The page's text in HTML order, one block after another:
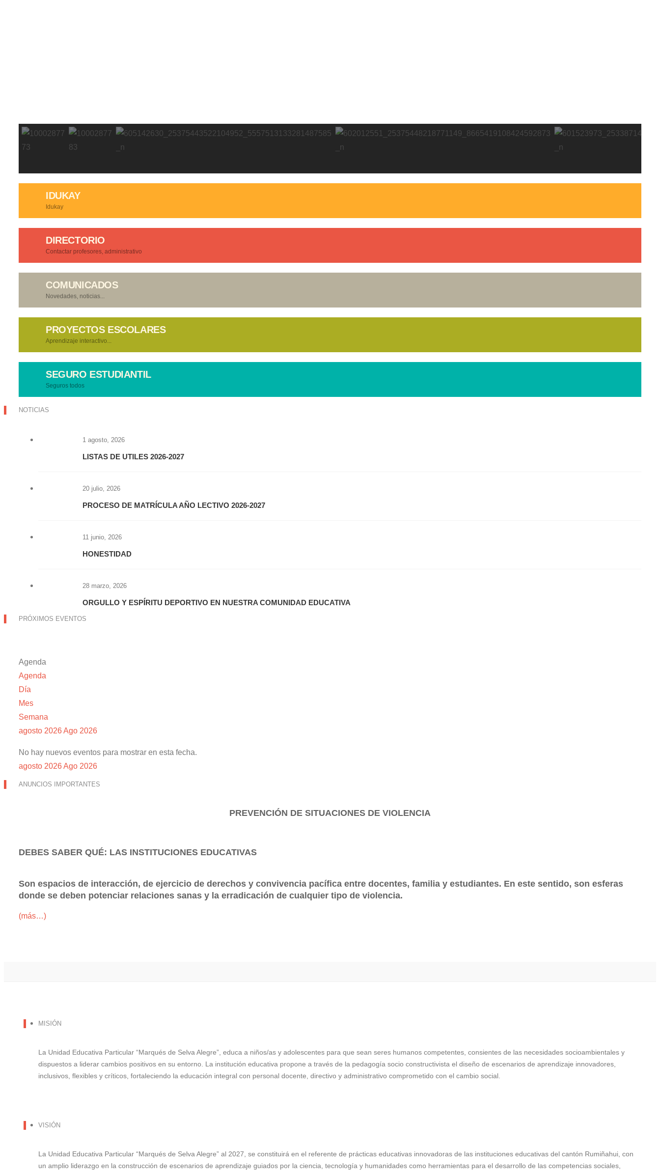
IDUKAY
Idukay
DIRECTORIO
Contactar profesores, administrativo
COMUNICADOS
Novedades, noticias...
PROYECTOS ESCOLARES
Aprendizaje interactivo...
SEGURO ESTUDIANTIL
Seguros todos
NOTICIAS
1 agosto, 2026
LISTAS DE UTILES 2026-2027
20 julio, 2026
PROCESO DE MATRÍCULA AÑO LECTIVO 2026-2027
11 junio, 2026
HONESTIDAD
28 marzo, 2026
ORGULLO Y ESPÍRITU DEPORTIVO EN NUESTRA COMUNIDAD EDUCATIVA
PRÓXIMOS EVENTOS
Agenda
Agenda
Día
Mes
Semana
agosto 2026Ago 2026
No hay nuevos eventos para mostrar en esta fecha.
agosto 2026Ago 2026
ANUNCIOS IMPORTANTES
PREVENCIÓN DE SITUACIONES DE VIOLENCIA
DEBES SABER QUÉ: LAS INSTITUCIONES EDUCATIVAS
Son espacios de interacción, de ejercicio de derechos y convivencia pacífica entre docentes, familia y estudiantes. En este sentido, son esferas
donde se deben potenciar relaciones sanas y la erradicación de cualquier tipo de violencia.
(más…)
MISIÓN
La Unidad Educativa Particular “Marqués de Selva Alegre”, educa a niños/as y adolescentes para que sean seres humanos competentes, consientes de las necesidades socioambientales y
dispuestos a liderar cambios positivos en su entorno. La institución educativa propone a través de la pedagogía socio constructivista el diseño de escenarios de aprendizaje innovadores,
inclusivos, flexibles y críticos, fortaleciendo la educación integral con personal docente, directivo y administrativo comprometido con el cambio social.
VISIÓN
La Unidad Educativa Particular “Marqués de Selva Alegre” al 2027, se constituirá en el referente de prácticas educativas innovadoras de las instituciones educativas del cantón Rumiñahui, con
un amplio liderazgo en la construcción de escenarios de aprendizaje guiados por la ciencia, tecnología y humanidades como herramientas para el desarrollo de las competencias sociales,